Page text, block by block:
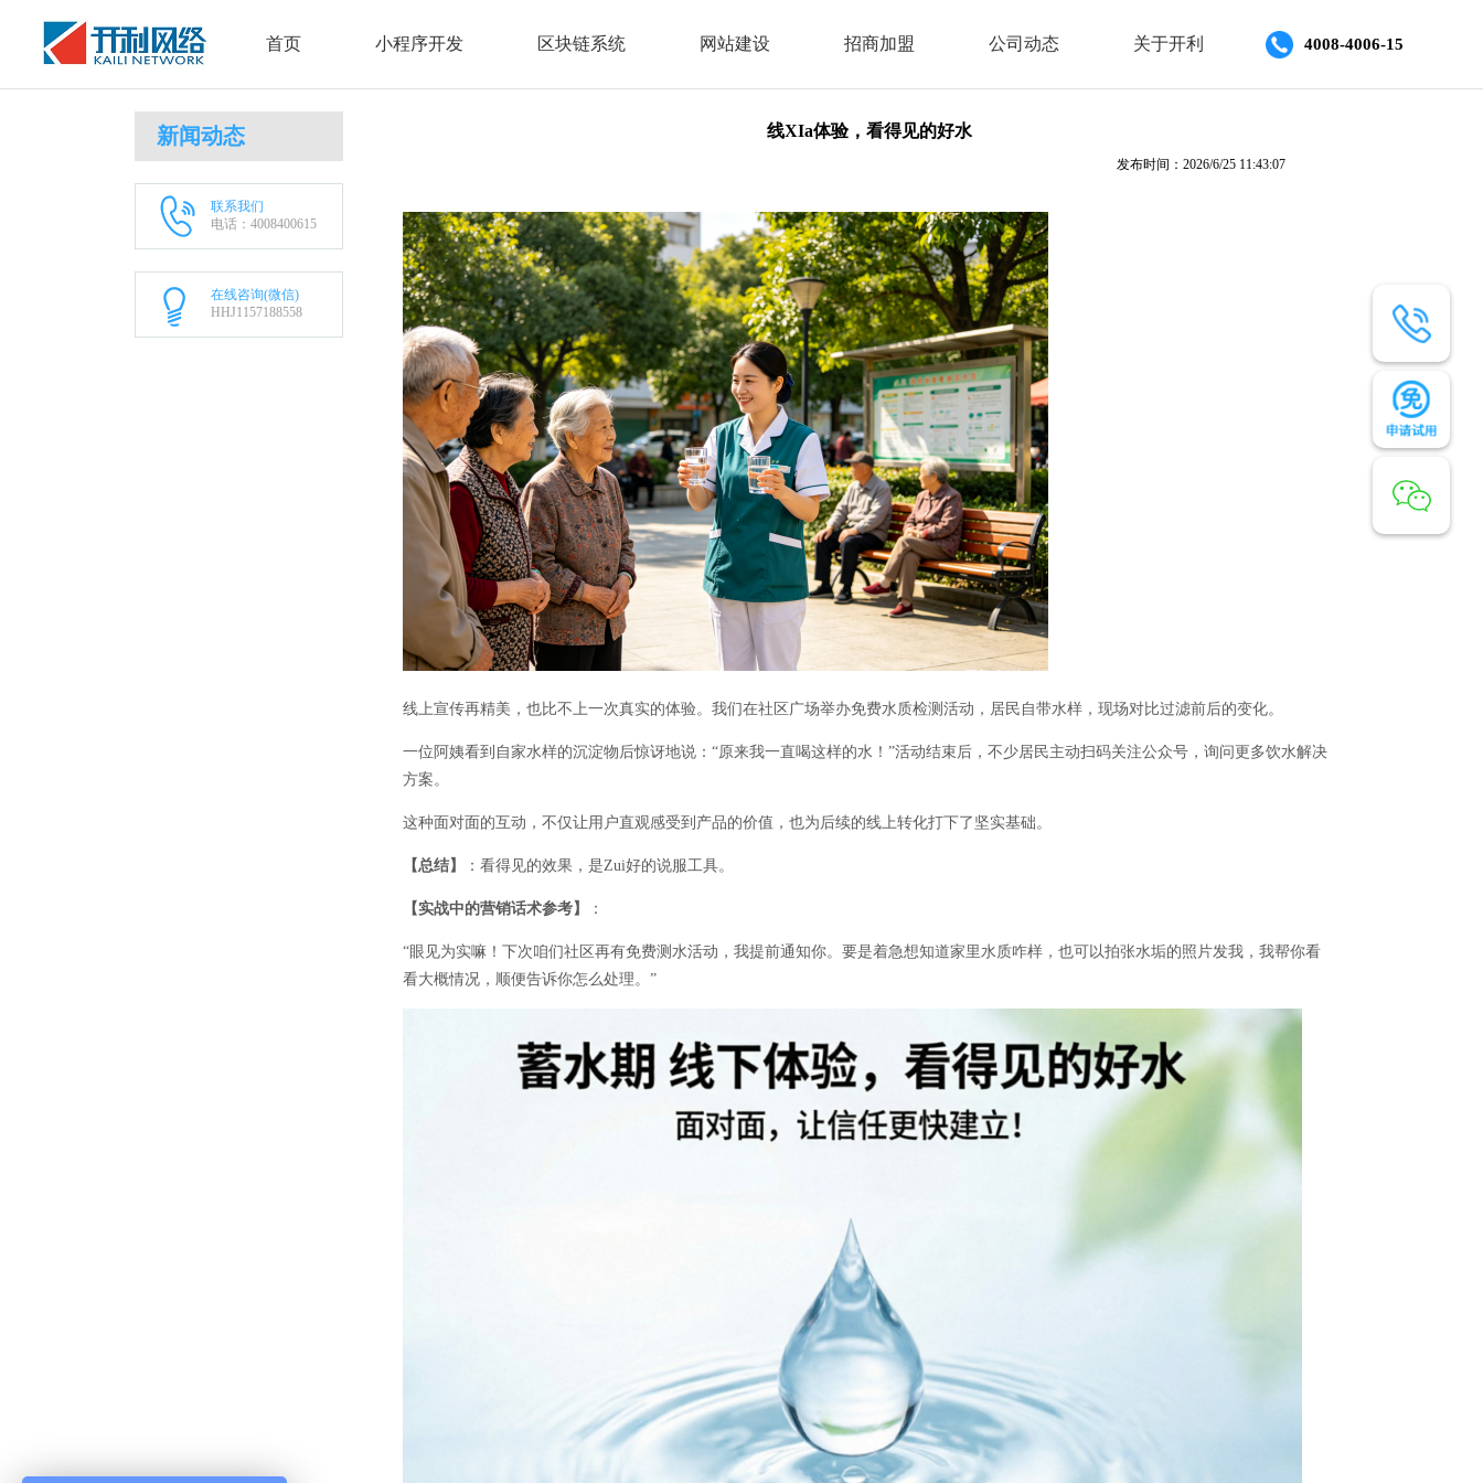
首页 小程序开发 区块链系统 网站建设 招商加盟 公司动态 关于开利 4008-4006-15
新闻动态
联系我们
电话：4008400615
在线咨询(微信)
HHJ1157188558
线XIa体验，看得见的好水
发布时间：2026/6/25 11:43:07
线上宣传再精美，也比不上一次真实的体验。我们在社区广场举办免费水质检测活动，居民自带水样，现场对比过滤前后的变化。
一位阿姨看到自家水样的沉淀物后惊讶地说： “原来我一直喝这样的水！”活动结束后，不少居民主动扫码关注公众号，询问更多饮水解决
方案。
这种面对面的互动，不仅让用户直观感受到产品的价值，也为后续的线上转化打下了坚实基础。
【总结】 ：看得见的效果，是Zui好的说服工具。
【实战中的营销话术参考】 ：
“眼见为实嘛！下次咱们社区再有免费测水活动，我提前通知你。要是着急想知道家里水质咋样，也可以拍张水垢的照片发我，我帮你看
看大概情况，顺便告诉你怎么处理。”